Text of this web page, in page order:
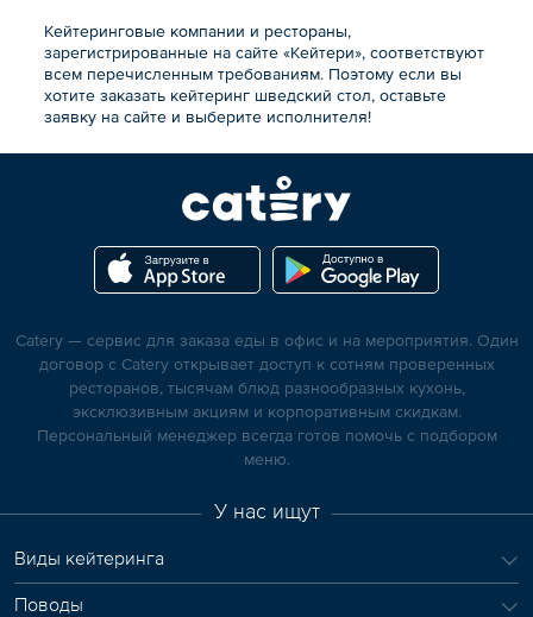
Кейтеринговые компании и рестораны,
зарегистрированные на сайте «Кейтери», соответствуют
всем перечисленным требованиям. Поэтому если вы
хотите заказать кейтеринг шведский стол, оставьте
заявку на сайте и выберите исполнителя!
Catery — сервис для заказа еды в офис и на мероприятия. Один
договор с Catery открывает доступ к сотням проверенных
ресторанов, тысячам блюд разнообразных кухонь,
эксклюзивным акциям и корпоративным скидкам.
Персональный менеджер всегда готов помочь с подбором
меню.
У нас ищут
Виды кейтеринга
Поводы